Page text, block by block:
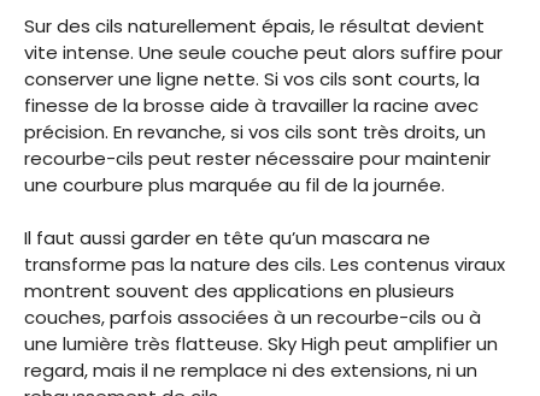
Sur des cils naturellement épais, le résultat devient
vite intense. Une seule couche peut alors suffire pour
conserver une ligne nette. Si vos cils sont courts, la
finesse de la brosse aide à travailler la racine avec
précision. En revanche, si vos cils sont très droits, un
recourbe-cils peut rester nécessaire pour maintenir
une courbure plus marquée au fil de la journée.
Il faut aussi garder en tête qu’un mascara ne
transforme pas la nature des cils. Les contenus viraux
montrent souvent des applications en plusieurs
couches, parfois associées à un recourbe-cils ou à
une lumière très flatteuse. Sky High peut amplifier un
regard, mais il ne remplace ni des extensions, ni un